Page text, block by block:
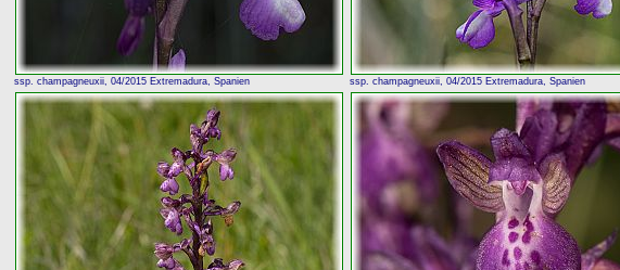
ssp. champagneuxii, 04/2015 Extremadura, Spanien ssp. champagneuxii, 04/2015 Extremadura, Spanien